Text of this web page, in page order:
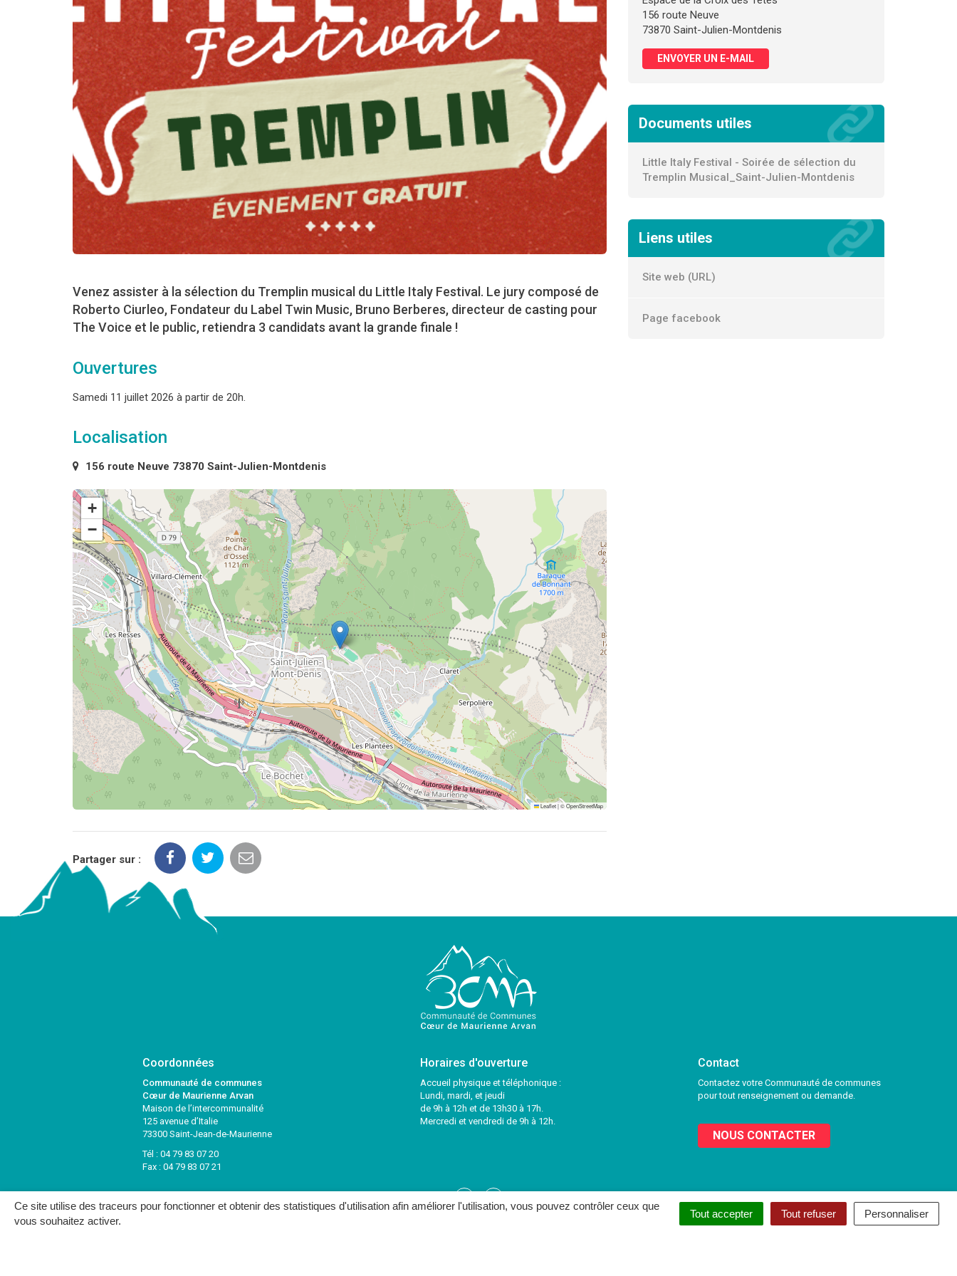
Ce site utilise des traceurs pour fonctionner et obtenir des statistiques d'utilisation afin améliorer l'utilisation, vous pouvez contrôler ceux que
vous souhaitez activer.
Tout accepter Tout refuser Personnaliser
Venez assister à la sélection du Tremplin musical du Little Italy Festival. Le jury composé de
Roberto Ciurleo, Fondateur du Label Twin Music, Bruno Berberes, directeur de casting pour
The Voice et le public, retiendra 3 candidats avant la grande finale !
Ouvertures
Samedi 11 juillet 2026 à partir de 20h.
Localisation
156 route Neuve 73870 Saint-Julien-Montdenis
+
−
Leaflet|©OpenStreetMap
156 route Neuve
73870 Saint-Julien-Montdenis
ENVOYER UN E-MAIL
Documents utiles
Little Italy Festival - Soirée de sélection du
Tremplin Musical_Saint-Julien-Montdenis
Liens utiles
Site web (URL)
Page facebook
Partager sur :
Coordonnées
Communauté de communes
Cœur de Maurienne Arvan
Maison de l’intercommunalité
125 avenue d’Italie
73300 Saint-Jean-de-Maurienne
Tél : 04 79 83 07 20
Fax : 04 79 83 07 21
Horaires d'ouverture
Accueil physique et téléphonique :
Lundi, mardi, et jeudi
de 9h à 12h et de 13h30 à 17h.
Mercredi et vendredi de 9h à 12h.
Contact
Contactez votre Communauté de communes
pour tout renseignement ou demande.
NOUS CONTACTER
vers
vers